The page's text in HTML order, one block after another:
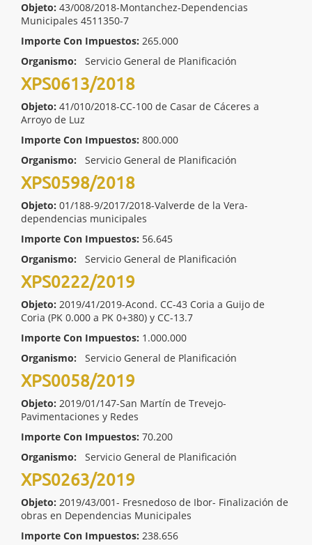
Objeto: 43/008/2018-Montanchez-Dependencias
Municipales 4511350-7
Importe Con Impuestos: 265.000
Organismo:
Servicio General de Planificación
XPS0613/2018
Objeto: 41/010/2018-CC-100 de Casar de Cáceres a
Arroyo de Luz
Importe Con Impuestos: 800.000
Organismo:
Servicio General de Planificación
XPS0598/2018
Objeto: 01/188-9/2017/2018-Valverde de la Vera-
dependencias municipales
Importe Con Impuestos: 56.645
Organismo:
Servicio General de Planificación
XPS0222/2019
Objeto: 2019/41/2019-Acond. CC-43 Coria a Guijo de
Coria (PK 0.000 a PK 0+380) y CC-13.7
Importe Con Impuestos: 1.000.000
Organismo:
Servicio General de Planificación
XPS0058/2019
Objeto: 2019/01/147-San Martín de Trevejo-
Pavimentaciones y Redes
Importe Con Impuestos: 70.200
Organismo:
Servicio General de Planificación
XPS0263/2019
Objeto: 2019/43/001- Fresnedoso de Ibor- Finalización de
obras en Dependencias Municipales
Importe Con Impuestos: 238.656